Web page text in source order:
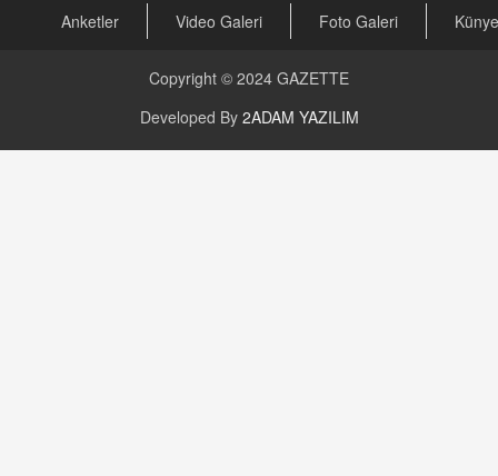
CAN UĞURATEŞ
Değişen yapısıyla Suriye
16.12.2024 14:16
GÜNLÜK BURÇ YORUMU
Günlük Burç Yorumu | 22 Kasım 2024: Koç,
Anketler Video Galeri Foto Galeri Künye
Copyright © 2024 GAZETTE
Developed By 2ADAM YAZILIM